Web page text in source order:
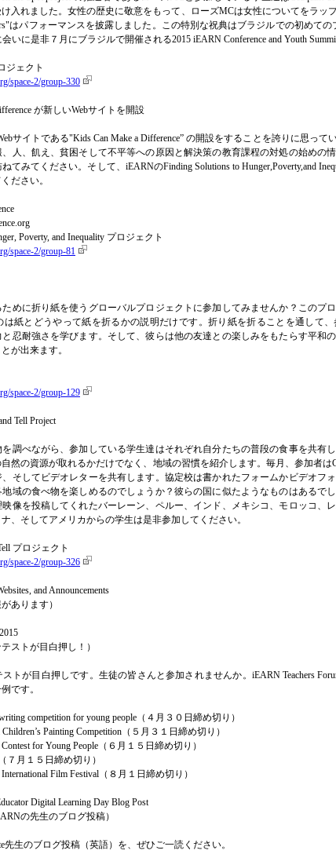
入れました。女性の歴史に敬意をもって、ローズMCは女性についてをラッ
はパフォーマンスを披露しました。この特別な祝典はブラジルでの初めて
いに是非７月にブラジルで開催される2015 iEARN Conference and Youth
ジェクト
space-2/group-330
が新しいWebサイトを開設
サイトである"Kids Can Make a Difference” の開設をすることを誇りに思って
人、飢え、貧困そして不平等への原因と解決策の教育課程の対処の始めの
てみてください。そして、iEARNのFinding Solutions to Hunger,Poverty,and
ださい。
Poverty, and Inequality プロジェクト
space-2/group-81
めに折り紙を使うグローバルプロジェクトに参加してみませんか？このプ
は紙とどうやって紙を折るかの説明だけです。折り紙を折ることを通して
忍耐強さを学びます。そして、彼らは他の友達との楽しみをもたらす平和
が出来ます。
space-2/group-129
Tell Project
調べながら、参加している学生達はそれぞれ自分たちの普段の食事を共有
然の資源が取れるかだけでなく、地域の習慣を紹介します。毎月、参加者は
そしてビデオレターを共有します。協定校は書かれたフォームかビデオフ
域の食べ物を楽しめるのでしょうか？彼らの国に似たようなものはあるで
像を投稿してくれたバーレーン、ペルー、インド、メキシコ、モロッコ、
、そしてアメリカからの学生は是非参加してください。
プロジェクト
space-2/group-326
and Announcements
あります）
ストが目白押し！）
トが目白押しです。生徒の皆さんと参加されませんか。iEARN Teachers
です。
competition for young people（４月３０日締め切り）
Painting Competition（５月３１日締め切り）
Contest for Young People（６月１５日締め切り）
７月１５日締め切り）
Film Festival（８月１日締め切り）
Digital Learning Day Blog Post
の先生のブログ投稿）
先生のブログ投稿（英語）を、ぜひご一読ください。